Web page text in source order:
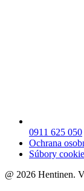
0911 625 050
Ochrana
Súbory
@ 2026 Hentinen.